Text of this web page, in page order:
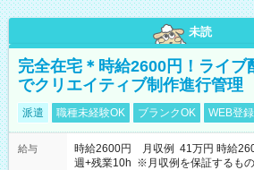
未読
完全在宅＊時給2600円！ライブ
でクリエイティブ制作進行管理
派遣 職種未経験OK ブランクOK WEB登
給与
時給2600円 月収例 41万円 時給
週+残業10h ※月収例を保証するも